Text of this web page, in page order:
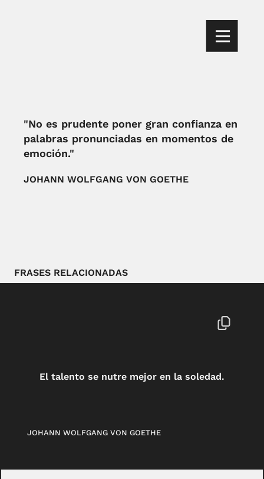
"No es prudente poner gran confianza en
palabras pronunciadas en momentos de
emoción."
JOHANN WOLFGANG VON GOETHE
FRASES RELACIONADAS
El talento se nutre mejor en la soledad.
JOHANN WOLFGANG VON GOETHE